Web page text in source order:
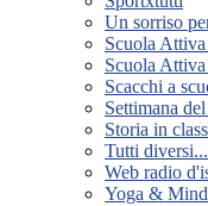
Un sorriso
Scuola
Scuola
Scacchi a
Settimana
Storia in
Tutti
Web radio
Yoga &